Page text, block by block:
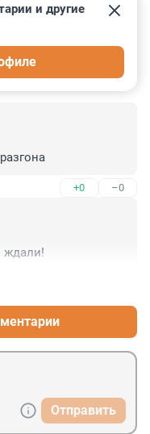
и другие
+0 –0
ждали!
Отправить